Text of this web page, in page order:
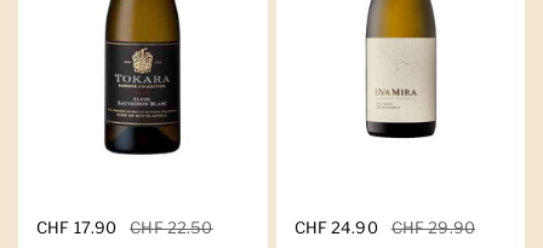
Regulärer Preis
CHF 17.90 Sale-Preis
CHF 22.50 Regulärer Preis
CHF 24.90 Sale-Preis
CHF 29.90